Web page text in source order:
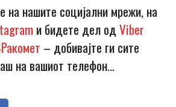
на нашите социјални мрежи, на
и бидете дел одViber
– добивајте ги сите
на вашиот телефон…